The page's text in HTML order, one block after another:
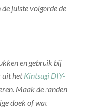
juiste volgorde de
en gebruik bij
uit hetKintsugi DIY-
Maak de randen
doek of wat